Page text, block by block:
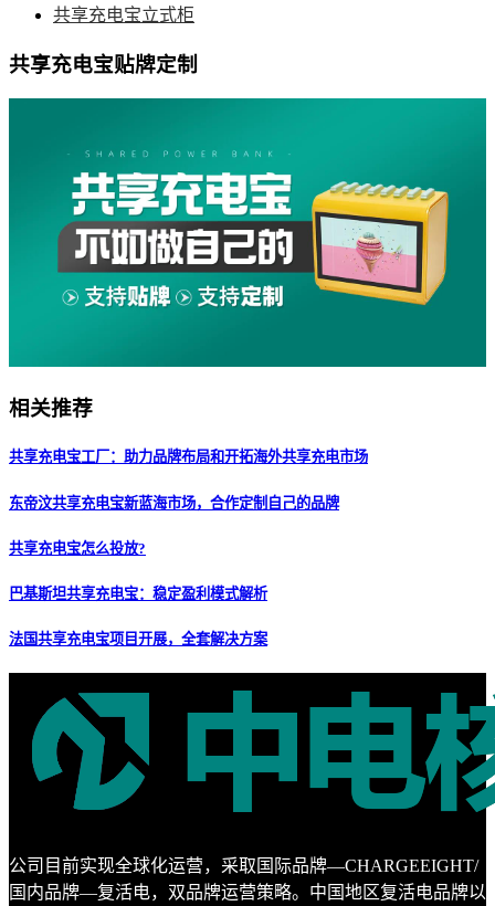
共享充电宝立式柜
共享充电宝贴牌定制
相关推荐
共享充电宝工厂：助力品牌布局和开拓海外共享充电市场
东帝汶共享充电宝新蓝海市场，合作定制自己的品牌
共享充电宝怎么投放?
巴基斯坦共享充电宝：稳定盈利模式解析
法国共享充电宝项目开展，全套解决方案
公司目前实现全球化运营，采取国际品牌—CHARGEEIGHT/
国内品牌—复活电，双品牌运营策略。中国地区复活电品牌以